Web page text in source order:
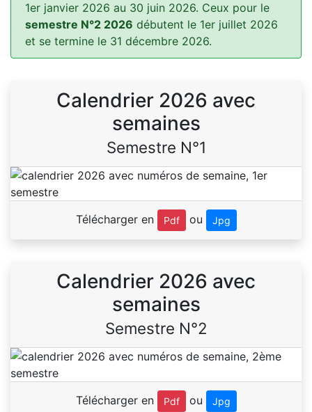
1er janvier 2026 au 30 juin 2026. Ceux pour le
semestre N°2 2026 débutent le 1er juillet 2026
et se termine le 31 décembre 2026.
Calendrier 2026 avec
semaines
Semestre N°1
Télécharger en Pdf ou Jpg
Calendrier 2026 avec
semaines
Semestre N°2
Télécharger en Pdf ou Jpg